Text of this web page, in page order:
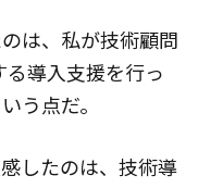
は、私が技術顧問
導入支援を行っ
う点だ。
したのは、技術導